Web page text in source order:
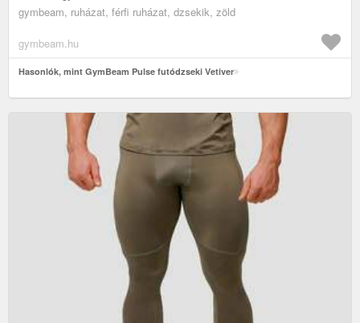
gymbeam, ruházat, férfi ruházat, dzsekik, zöld
gymbeam.hu
Hasonlók, mint GymBeam Pulse futódzseki Vetiver